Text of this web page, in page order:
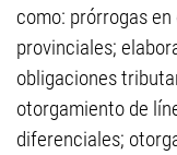
como: prórrogas
provinciales;
obligaciones
otorgamiento de
diferenciales;